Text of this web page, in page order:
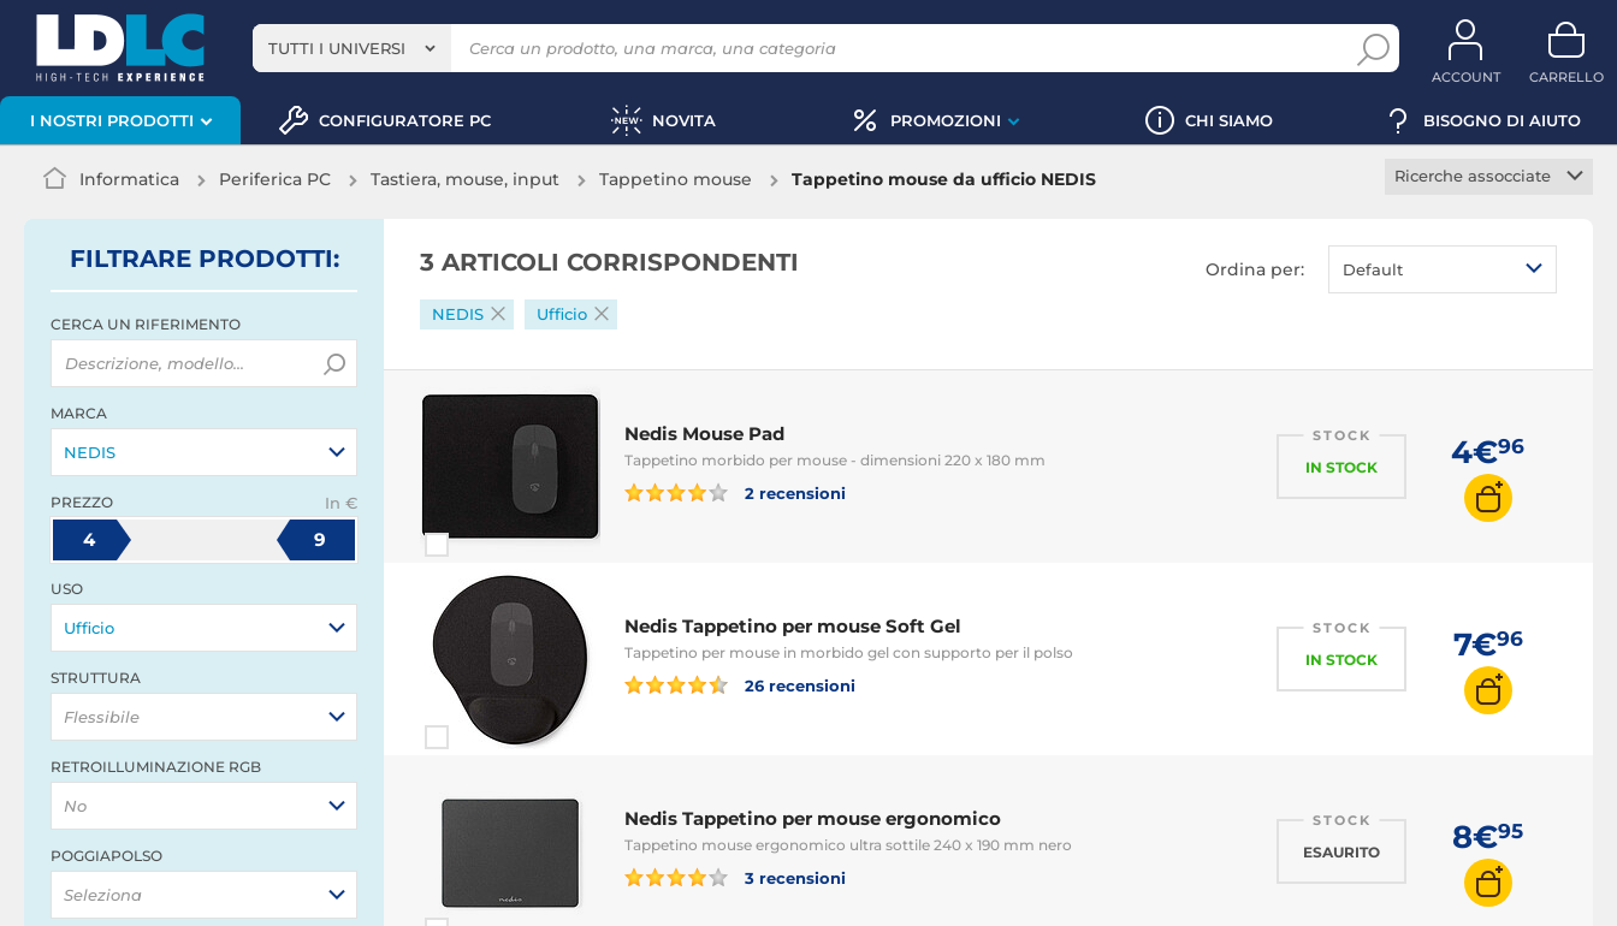
TUTTI I UNIVERSI
ACCOUNT CARRELLO
I NOSTRI PRODOTTI CONFIGURATORE PC NOVITA PROMOZIONI CHI SIAMO BISOGNO DI AIUTO
Informatica Periferica PC Tastiera, mouse, input Tappetino mouse Tappetino mouse da ufficio NEDIS
Ricerche assocciate
Tappetino mouse
poggiapolso
Tappetino mouse
FILTRARE PRODOTTI:
CERCA UN RIFERIMENTO
MARCA
NEDIS
PREZZO In €
4 9
USO
Ufficio
STRUTTURA
Flessibile
RETROILLUMINAZIONE RGB
No
POGGIAPOLSO
Seleziona
3 ARTICOLI CORRISPONDENTI Ordina per: Default
NEDIS Ufficio
Nedis Mouse Pad
Tappetino morbido per mouse - dimensioni 220 x 180 mm
2 recensioni
STOCK
IN STOCK 4€96
Nedis Tappetino per mouse Soft Gel
Tappetino per mouse in morbido gel con supporto per il polso
26 recensioni
STOCK
IN STOCK 7€96
Nedis Tappetino per mouse ergonomico
Tappetino mouse ergonomico ultra sottile 240 x 190 mm nero
3 recensioni
STOCK
ESAURITO 8€95